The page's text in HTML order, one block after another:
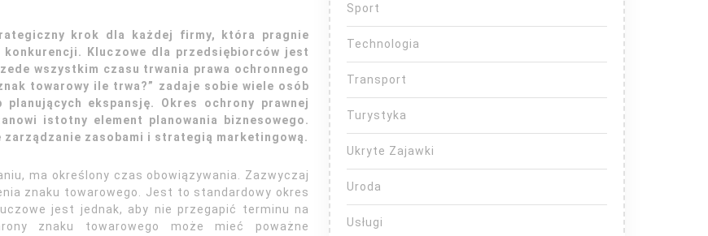
krok dla każdej firmy, która pragnie
Kluczowe dla przedsiębiorców jest
wszystkim czasu trwania prawa ochronnego
towarowy ile trwa?” zadaje sobie wiele osób
ekspansję. Okres ochrony prawnej
istotny element planowania biznesowego.
zarządzanie zasobami i strategią marketingową.
ma określony czas obowiązywania. Zazwyczaj
znaku towarowego. Jest to standardowy okres
jest jednak, aby nie przegapić terminu na
znaku towarowego może mieć poważne
Sport
Technologia
Transport
Turystyka
Ukryte Zajawki
Uroda
Usługi